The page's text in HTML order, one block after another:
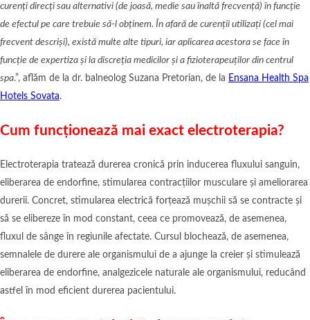
curenți direcți sau alternativi (de joasă, medie sau înaltă frecvență) în funcție
de efectul pe care trebuie să-l obținem. În afară de curenții utilizați (cel mai
frecvent descriși), există multe alte tipuri, iar aplicarea acestora se face în
funcție de expertiza și la discreția medicilor și a fizioterapeuților din centrul
spa.”, aflăm de la dr. balneolog Suzana Pretorian, de la Ensana Health Spa
Hotels Sovata.
Cum funcționează mai exact electroterapia?
Electroterapia tratează durerea cronică prin inducerea fluxului sanguin,
eliberarea de endorfine, stimularea contracțiilor musculare și ameliorarea
durerii. Concret, stimularea electrică forțează mușchii să se contracte și
să se elibereze în mod constant, ceea ce promovează, de asemenea,
fluxul de sânge în regiunile afectate. Cursul blochează, de asemenea,
semnalele de durere ale organismului de a ajunge la creier și stimulează
eliberarea de endorfine, analgezicele naturale ale organismului, reducând
astfel în mod eficient durerea pacientului.